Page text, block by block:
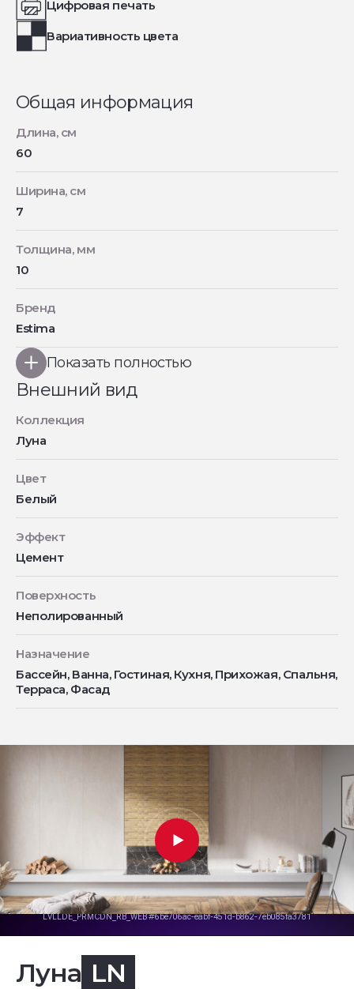
Цифровая печать
Вариативность цвета
Общая информация
Длина, см
60
Ширина, см
7
Толщина, мм
10
Бренд
Estima
Показать полностью
Внешний вид
Коллекция
Луна
Цвет
Белый
Эффект
Цемент
Поверхность
Неполированный
Назначение
Бассейн, Ванна, Гостиная, Кухня, Прихожая, Спальня,
Терраса, Фасад
Луна LN